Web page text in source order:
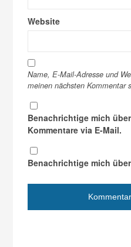
Website
Name, E-Mail-Adresse und
meinen nächsten Kommentar
Benachrichtige mich
Kommentare via E-Mail.
Benachrichtige mich